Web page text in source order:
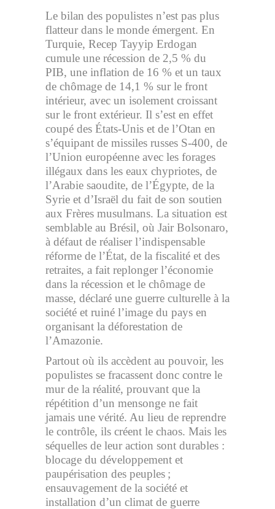
Le bilan des populistes n’est pas plus
flatteur dans le monde émergent. En
Turquie, Recep Tayyip Erdogan
cumule une récession de 2,5 % du
PIB, une inflation de 16 % et un taux
de chômage de 14,1 % sur le front
intérieur, avec un isolement croissant
sur le front extérieur. Il s’est en effet
coupé des États-Unis et de l’Otan en
s’équipant de missiles russes S-400, de
l’Union européenne avec les forages
illégaux dans les eaux chypriotes, de
l’Arabie saoudite, de l’Égypte, de la
Syrie et d’Israël du fait de son soutien
aux Frères musulmans. La situation est
semblable au Brésil, où Jair Bolsonaro,
à défaut de réaliser l’indispensable
réforme de l’État, de la fiscalité et des
retraites, a fait replonger l’économie
dans la récession et le chômage de
masse, déclaré une guerre culturelle à la
société et ruiné l’image du pays en
organisant la déforestation de
l’Amazonie.
Partout où ils accèdent au pouvoir, les
populistes se fracassent donc contre le
mur de la réalité, prouvant que la
répétition d’un mensonge ne fait
jamais une vérité. Au lieu de reprendre
le contrôle, ils créent le chaos. Mais les
séquelles de leur action sont durables :
blocage du développement et
paupérisation des peuples ;
ensauvagement de la société et
installation d’un climat de guerre